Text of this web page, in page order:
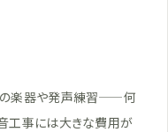
の楽器や発声練習——何
工事には大きな費用が